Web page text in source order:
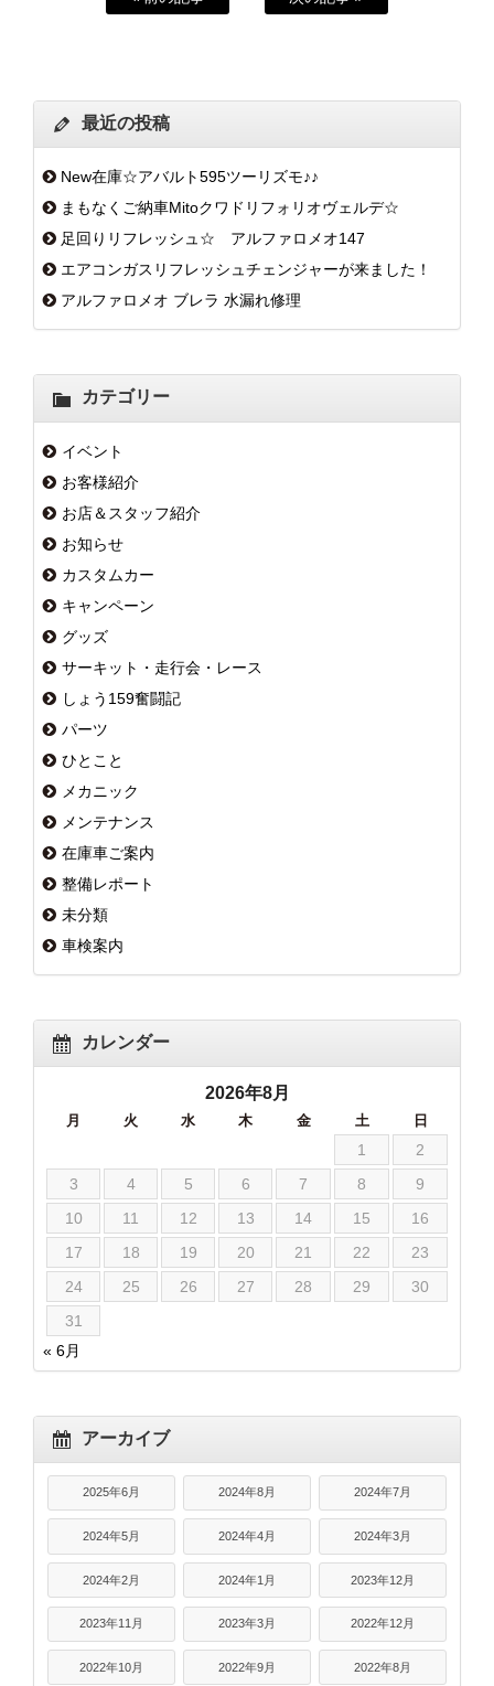
最近の投稿
New在庫☆アバルト595ツーリズモ♪♪
まもなくご納車Mitoクワドリフォリオヴェルデ☆
足回りリフレッシュ☆ アルファロメオ147
エアコンガスリフレッシュチェンジャーが来ました！
アルファロメオ ブレラ 水漏れ修理
カテゴリー
イベント
お客様紹介
お店＆スタッフ紹介
お知らせ
カスタムカー
キャンペーン
グッズ
サーキット・走行会・レース
しょう159奮闘記
パーツ
ひとこと
メカニック
メンテナンス
在庫車ご案内
整備レポート
未分類
車検案内
カレンダー
2026年8月
月 火 水 木 金 土 日
1
2
3
4 5 6 7 8
9
10
11 12 13 14 15
16
17
18 19 20 21 22
23
24
25 26 27 28 29
30
31
« 6月
アーカイブ
2025年6月 2024年8月 2024年7月
2024年5月 2024年4月 2024年3月
2024年2月 2024年1月 2023年12月
2023年11月 2023年3月 2022年12月
2022年10月 2022年9月 2022年8月